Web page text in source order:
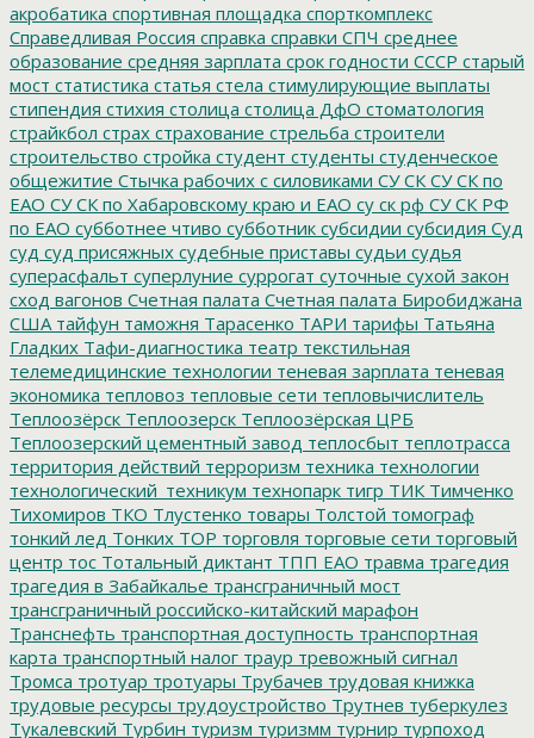
акробатика спортивная площадка спорткомплекс
Справедливая Россия справка справки СПЧ среднее
образование средняя зарплата срок годности СССР старый
мост статистика статья стела стимулирующие выплаты
стипендия стихия столица столица ДфО стоматология
страйкбол страх страхование стрельба строители
строительство стройка студент студенты студенческое
общежитие Стычка рабочих с силовиками СУ СК СУ СК по
ЕАО СУ СК по Хабаровскому краю и ЕАО су ск рф СУ СК РФ
по ЕАО субботнее чтиво субботник субсидии субсидия Суд
суд суд присяжных судебные приставы судьи судья
суперасфальт суперлуние суррогат суточные сухой закон
сход вагонов Счетная палата Счетная палата Биробиджана
США тайфун таможня Тарасенко ТАРИ тарифы Татьяна
Гладких Тафи-диагностика театр текстильная
телемедицинские технологии теневая зарплата теневая
экономика тепловоз тепловые сети тепловычислитель
Теплоозёрск Теплоозерск Теплоозёрская ЦРБ
Теплоозерский цементный завод теплосбыт теплотрасса
территория действий терроризм техника технологии
технологический_техникум технопарк тигр ТИК Тимченко
Тихомиров ТКО Тлустенко товары Толстой томограф
тонкий лед Тонких ТОР торговля торговые сети торговый
центр тос Тотальный диктант ТПП ЕАО травма трагедия
трагедия в Забайкалье трансграничный мост
трансграничный российско-китайский марафон
Транснефть транспортная доступность транспортная
карта транспортный налог траур тревожный сигнал
Тромса тротуар тротуары Трубачев трудовая книжка
трудовые ресурсы трудоустройство Трутнев туберкулез
Тукалевский Турбин туризм туризмм турнир турпоход